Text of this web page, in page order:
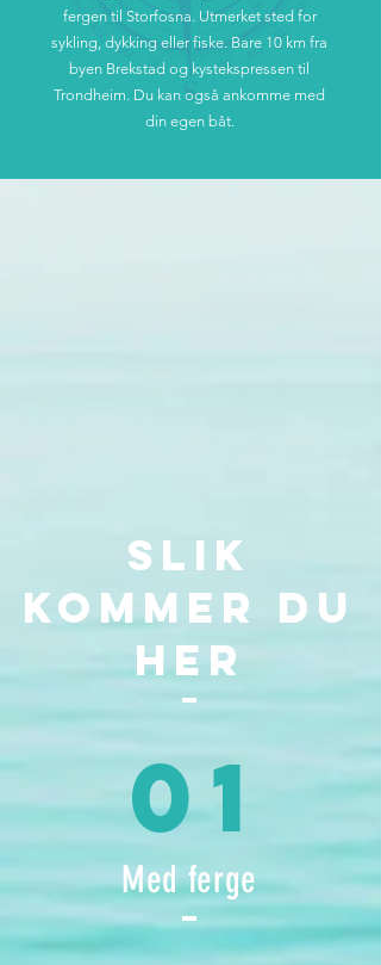
SLIK
KOMMER DU
HER
01
Med ferge
fergen til Storfosna. Utmerket sted for
sykling, dykking eller fiske. Bare 10 km fra
byen Brekstad og kystekspressen til
Trondheim. Du kan også ankomme med
din egen båt.